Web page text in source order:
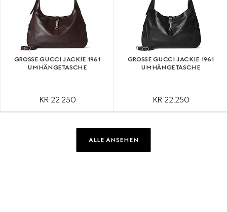
GROSSE GUCCI JACKIE 1961 U
MHÄNGETASCHE
KR 22.250
GROSSE GUCCI JACKIE 1961 U
MHÄNGETASCHE
KR 22.250
ALLE ANSEHEN